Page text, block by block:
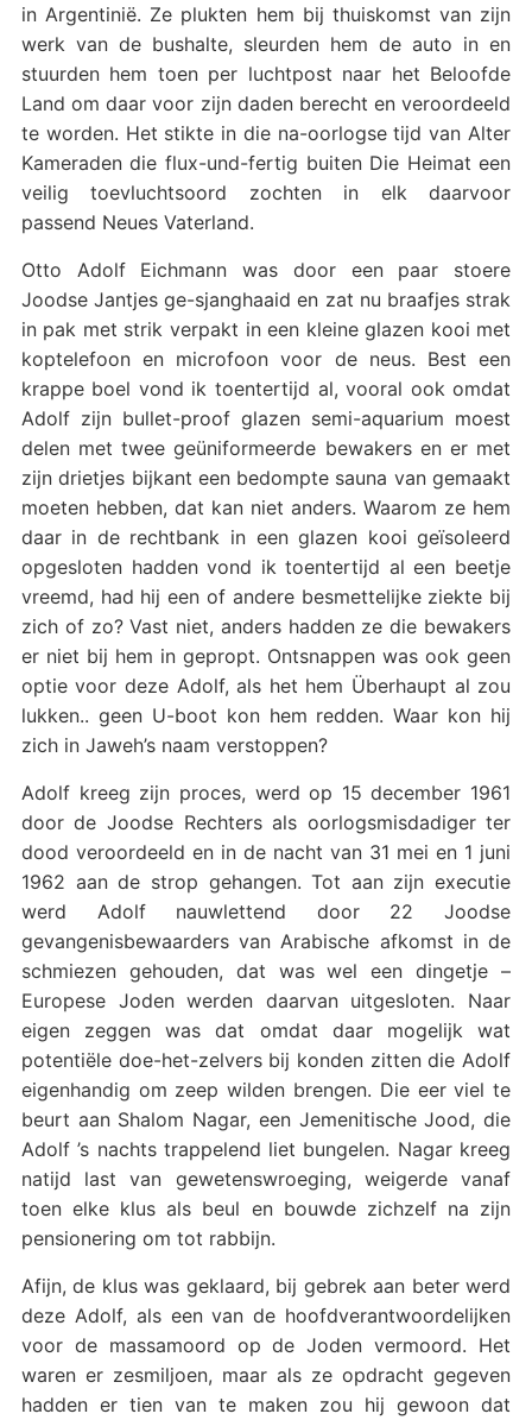
in Argentinië. Ze plukten hem bij thuiskomst van zijn
werk van de bushalte, sleurden hem de auto in en
stuurden hem toen per luchtpost naar het Beloofde
Land om daar voor zijn daden berecht en veroordeeld
te worden. Het stikte in die na-oorlogse tijd van Alter
Kameraden die flux-und-fertig buiten Die Heimat een
veilig toevluchtsoord zochten in elk daarvoor
passend Neues Vaterland.
Otto Adolf Eichmann was door een paar stoere
Joodse Jantjes ge-sjanghaaid en zat nu braafjes strak
in pak met strik verpakt in een kleine glazen kooi met
koptelefoon en microfoon voor de neus. Best een
krappe boel vond ik toentertijd al, vooral ook omdat
Adolf zijn bullet-proof glazen semi-aquarium moest
delen met twee geüniformeerde bewakers en er met
zijn drietjes bijkant een bedompte sauna van gemaakt
moeten hebben, dat kan niet anders. Waarom ze hem
daar in de rechtbank in een glazen kooi geïsoleerd
opgesloten hadden vond ik toentertijd al een beetje
vreemd, had hij een of andere besmettelijke ziekte bij
zich of zo? Vast niet, anders hadden ze die bewakers
er niet bij hem in gepropt. Ontsnappen was ook geen
optie voor deze Adolf, als het hem Überhaupt al zou
lukken.. geen U-boot kon hem redden. Waar kon hij
zich in Jaweh’s naam verstoppen?
Adolf kreeg zijn proces, werd op 15 december 1961
door de Joodse Rechters als oorlogsmisdadiger ter
dood veroordeeld en in de nacht van 31 mei en 1 juni
1962 aan de strop gehangen. Tot aan zijn executie
werd Adolf nauwlettend door 22 Joodse
gevangenisbewaarders van Arabische afkomst in de
schmiezen gehouden, dat was wel een dingetje –
Europese Joden werden daarvan uitgesloten. Naar
eigen zeggen was dat omdat daar mogelijk wat
potentiële doe-het-zelvers bij konden zitten die Adolf
eigenhandig om zeep wilden brengen. Die eer viel te
beurt aan Shalom Nagar, een Jemenitische Jood, die
Adolf ’s nachts trappelend liet bungelen. Nagar kreeg
natijd last van gewetenswroeging, weigerde vanaf
toen elke klus als beul en bouwde zichzelf na zijn
pensionering om tot rabbijn.
Afijn, de klus was geklaard, bij gebrek aan beter werd
deze Adolf, als een van de hoofdverantwoordelijken
voor de massamoord op de Joden vermoord. Het
waren er zesmiljoen, maar als ze opdracht gegeven
hadden er tien van te maken zou hij gewoon dat